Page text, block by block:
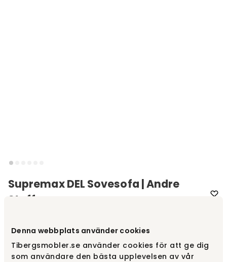
Denna webbplats använder cookies
Tibergsmobler.se använder cookies för att ge dig
som användare den bästa upplevelsen av vår
Supremax DEL Sovesofa | Andre
Stoffer
Vælg stofAndre stoffer